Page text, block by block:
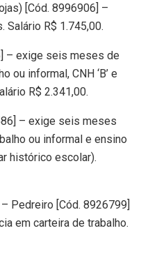
[Cód. 8996906] –
R$ 1.745,00.
– exige seis meses de
ou informal, CNH ‘B’ e
R$ 2.341,00.
– exige seis meses
ou informal e ensino
histórico escolar).
Pedreiro [Cód. 8926799]
em carteira de trabalho.